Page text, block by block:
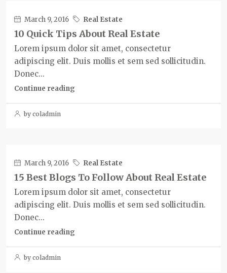
March 9, 2016 Real Estate
10 Quick Tips About Real Estate
Lorem ipsum dolor sit amet, consectetur
adipiscing elit. Duis mollis et sem sed sollicitudin.
Donec...
Continue reading
by coladmin
March 9, 2016 Real Estate
15 Best Blogs To Follow About Real Estate
Lorem ipsum dolor sit amet, consectetur
adipiscing elit. Duis mollis et sem sed sollicitudin.
Donec...
Continue reading
by coladmin